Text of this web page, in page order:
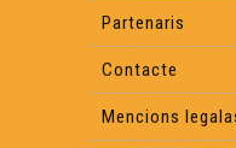
Partenaris
Contacte
Mencions